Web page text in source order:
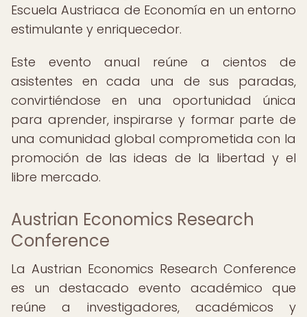
Escuela Austriaca de Economía en un entorno
estimulante y enriquecedor.
Este evento anual reúne a cientos de
asistentes en cada una de sus paradas,
convirtiéndose en una oportunidad única
para aprender, inspirarse y formar parte de
una comunidad global comprometida con la
promoción de las ideas de la libertad y el
libre mercado.
Austrian Economics Research
Conference
La Austrian Economics Research Conference
es un destacado evento académico que
reúne a investigadores, académicos y